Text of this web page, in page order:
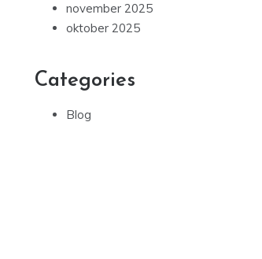
november 2025
oktober 2025
Categories
Blog